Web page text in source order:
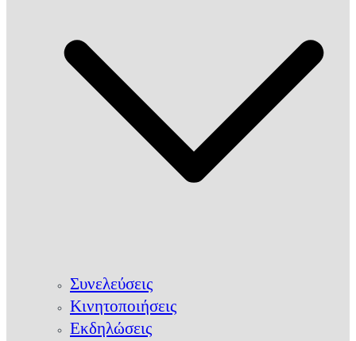
Συνελεύσεις
Κινητοποιήσεις
Εκδηλώσεις